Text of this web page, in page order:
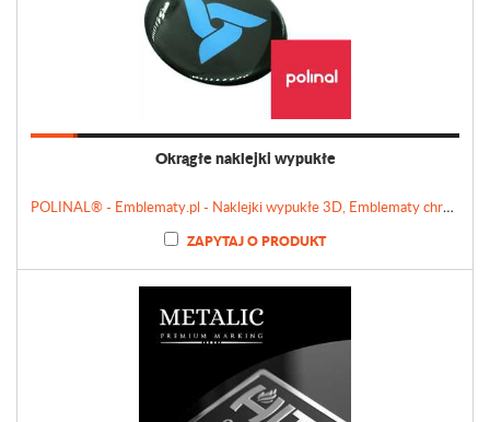
Okrągłe naklejki wypukłe
POLINAL® - Emblematy.pl - Naklejki wypukłe 3D, Emblematy chromowane, Tabliczki, Etykiety
ZAPYTAJ O PRODUKT